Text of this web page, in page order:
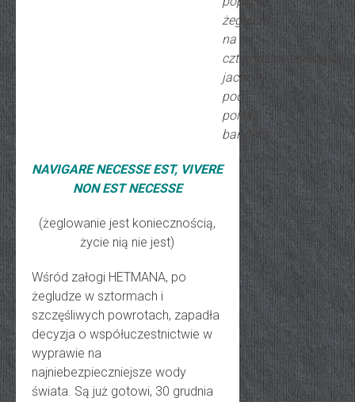
żeglarze
na
czternastometrowym
jachcie
pod
polską
banderą.
NAVIGARE NECESSE EST, VIVERE
NON EST NECESSE
(żeglowanie jest koniecznością,
życie nią nie jest)
Wśród załogi HETMANA, po
żegludze w sztormach i
szczęśliwych powrotach, zapadła
decyzja o współuczestnictwie w
wyprawie na
najniebezpieczniejsze wody
świata. Są już gotowi, 30 grudnia